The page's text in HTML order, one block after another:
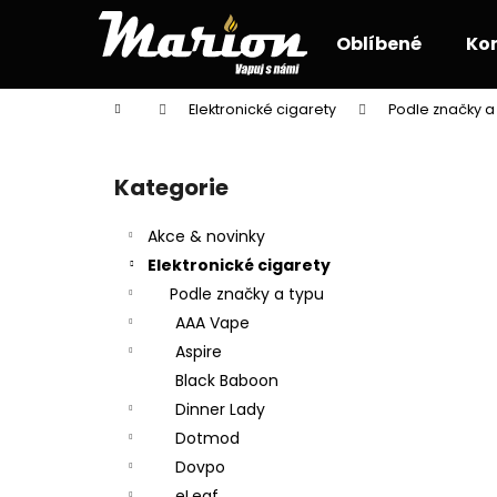
Oblíbené
Domů Elektronické cigarety Podle značky
Přeskočit
kategorie
Kategorie
Akce & novinky
Elektronické cigarety
Podle značky a typu
AAA Vape
Aspire
Black Baboon
Dinner Lady
Dotmod
Dovpo
í
Zpět
do
Zpět
do